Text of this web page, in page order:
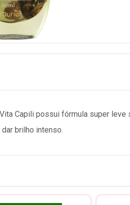
Capili possui fórmula super
brilho intenso.